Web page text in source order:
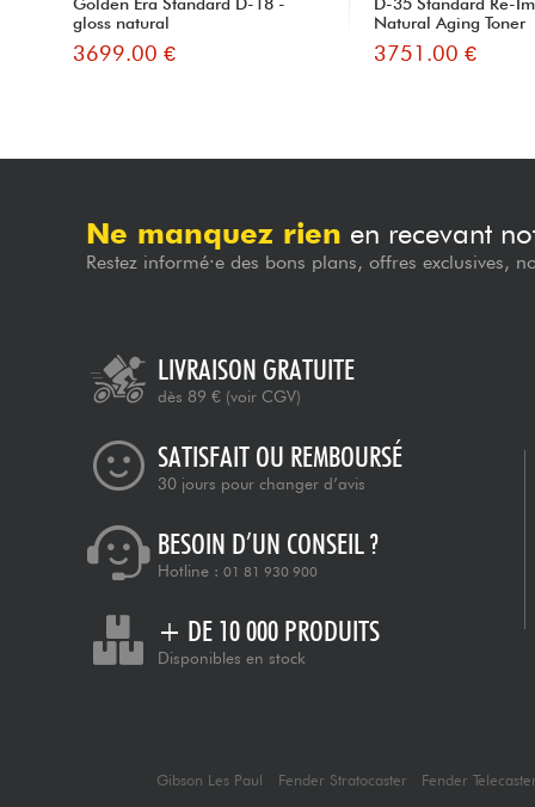
Golden Era Standard D-18 -
gloss natural
3699.00 €
D-35 Standard Re-
Natural Aging Toner
3751.00 €
Ne manquez rien en recevant
Restez informé·e des bons plans, offres exclusives,
LIVRAISON GRATUITE
dès 89 € (voir CGV)
SATISFAIT OU REMBOURSÉ
30 jours pour changer d’avis
BESOIN D’UN CONSEIL ?
Hotline : 01 81 930 900
+ DE 10 000 PRODUITS
Disponibles en stock
Gibson Les Paul Fender Stratocaster Fender Telecaster